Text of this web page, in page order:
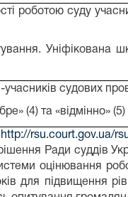
роботою суду
Уніфікована
учасників судових
(4) та «відмінно» (5)
http://rsu.court.gov.ua/
Ради суддів
оцінювання
для підвищення